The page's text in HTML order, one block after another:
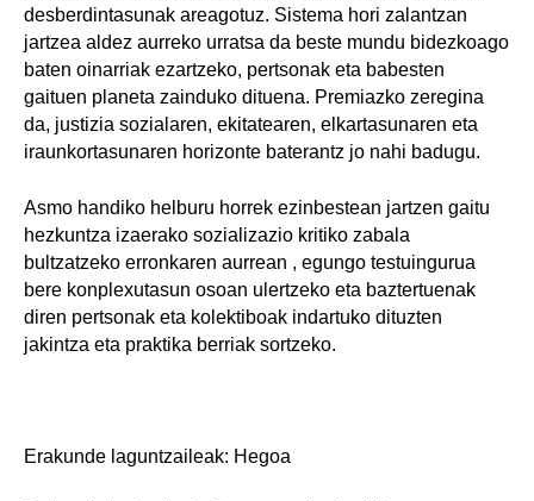
desberdintasunak areagotuz. Sistema hori zalantzan
jartzea aldez aurreko urratsa da beste mundu bidezkoago
baten oinarriak ezartzeko, pertsonak eta babesten
gaituen planeta zainduko dituena. Premiazko zeregina
da, justizia sozialaren, ekitatearen, elkartasunaren eta
iraunkortasunaren horizonte baterantz jo nahi badugu.
Asmo handiko helburu horrek ezinbestean jartzen gaitu
hezkuntza izaerako sozializazio kritiko zabala
bultzatzeko erronkaren aurrean , egungo testuingurua
bere konplexutasun osoan ulertzeko eta baztertuenak
diren pertsonak eta kolektiboak indartuko dituzten
jakintza eta praktika berriak sortzeko.
Erakunde laguntzaileak: Hegoa